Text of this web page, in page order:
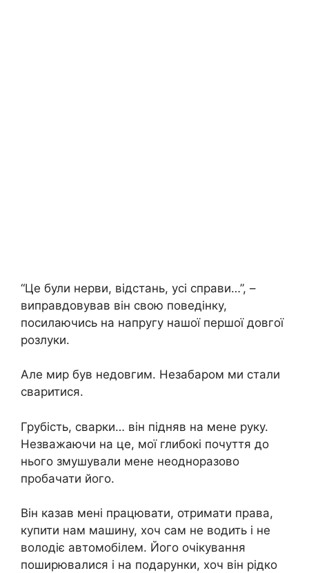
“Це були нерви, відстань, усі справи…”, –
виправдовував він свою поведінку,
посилаючись на напругу нашої першої довгої
розлуки.
Але мир був недовгим. Незабаром ми стали
сваритися.
Грубість, сварки… він підняв на мене руку.
Незважаючи на це, мої глибокі почуття до
нього змушували мене неодноразово
пробачати його.
Він казав мені працювати, отримати права,
купити нам машину, хоч сам не водить і не
володіє автомобілем. Його очікування
поширювалися і на подарунки, хоч він рідко